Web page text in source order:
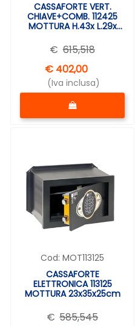
CASSAFORTE VERT.
CHIAVE+COMB. 112425
MOTTURA H.43x L.29x
€ 615,518
€ 402,00
(Iva inclusa)
Quantità
Cod: MOT113125
CASSAFORTE
ELETTRONICA 113125
MOTTURA 23x35x25cm
€ 585,545